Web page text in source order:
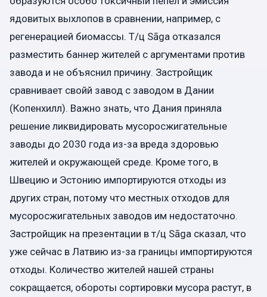
ядовитых выхлопов в сравнении, например, с
регенерацией биомассы. T/ц Sāga отказался
разместить баннер жителей с аргументами против
завода и не объяснил причину. Застройщик
сравнивает свойй завод с заводом в Дании
(Копенхилл). Важно знать, что Дания приняла
решение ликвидировать мусоросжигательные
заводы до 2030 года из-за вреда здоровью
жителей и окружающей среде. Кроме того, в
Швецию и Эстонию импортируются отходы из
других стран, потому что местных отходов для
мусоросжигательных заводов им недостаточно.
Застройщик на презентации в т/ц Sāga сказал, что
уже сейчас в Латвию из-за границы импортируются
отходы. Количество жителей нашей страны
сокращается, обороты сортировки мусора растут, в